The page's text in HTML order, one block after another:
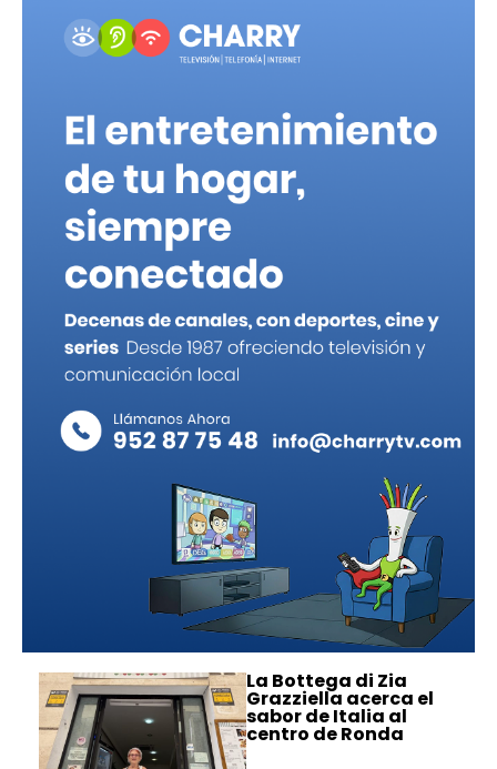
La Bottega di Zia
Grazziella acerca el
sabor de Italia al
centro de Ronda